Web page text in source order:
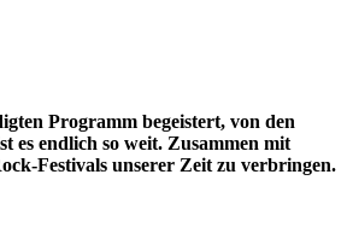
Programm begeistert, von den
es endlich so weit. Zusammen mit
Festivals unserer Zeit zu verbringen.